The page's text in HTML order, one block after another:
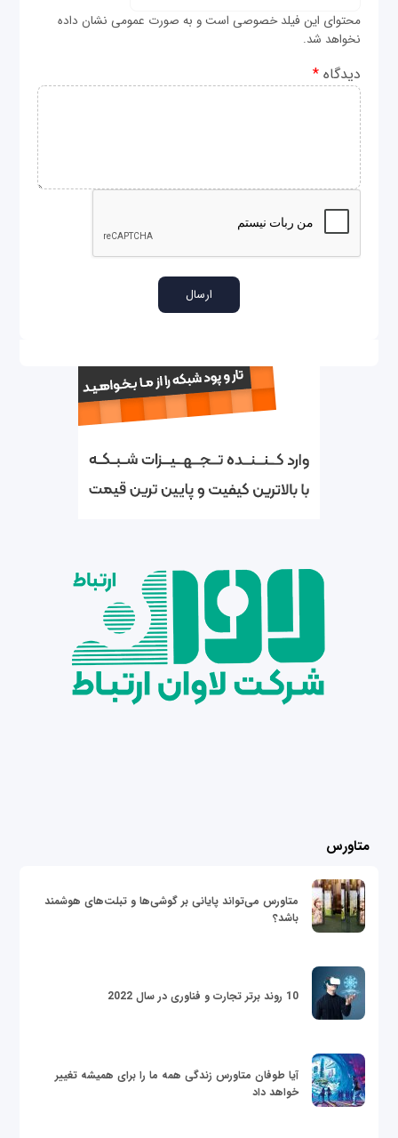
محتوای این فیلد خصوصی است و به صورت عمومی نشان داده
نخواهد شد.
دیدگاه*
متاورس
متاورس می‌تواند پایانی بر گوشی‌ها و تبلت‌های هوشمند
باشد؟
10 روند برتر تجارت و فناوری در سال 2022
آیا طوفان متاورس زندگی همه ما را برای همیشه تغییر
خواهد داد